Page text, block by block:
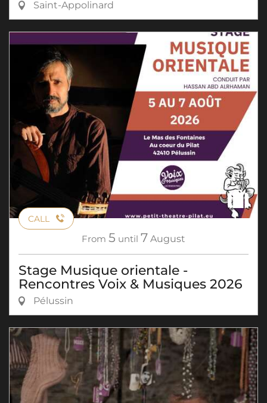
Saint-Appolinard
CALL
From 5 until 7 August
Stage Musique orientale -
Rencontres Voix & Musiques 2026
Pélussin